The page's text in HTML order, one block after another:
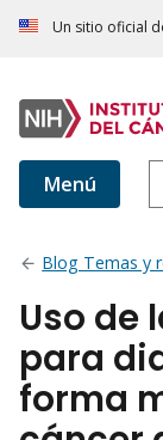
Un sitio oficial
Menú
Blog Temas y
Uso de
para
forma